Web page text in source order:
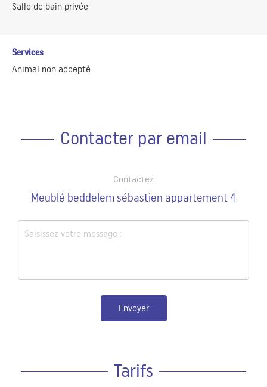
Salle de bain privée
Services
Animal non accepté
Contacter par email
Contactez
Meublé beddelem sébastien appartement 4
Envoyer
Tarifs